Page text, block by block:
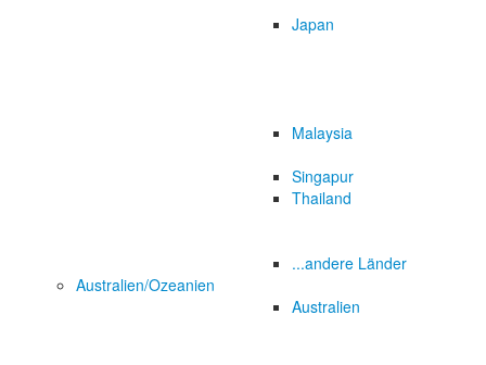
Japan
Malaysia
Singapur
Thailand
...andere Länder
Australien/Ozeanien
Australien